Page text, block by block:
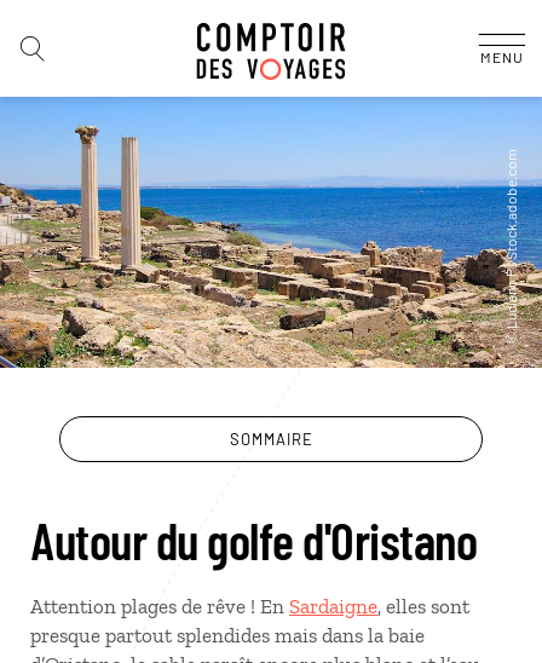
MENU
SOMMAIRE
Autour du golfe d'Oristano
Attention plages de rêve ! En Sardaigne, elles sont
presque partout splendides mais dans la baie